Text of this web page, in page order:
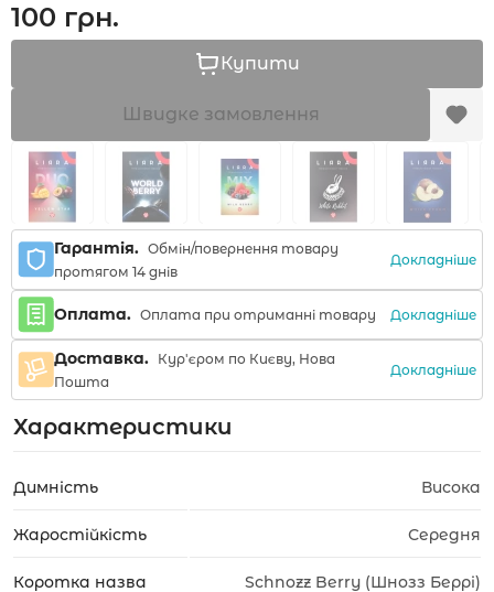
100 грн.
Купити
Швидке замовлення
Гарантія. Обмін/повернення товару
протягом 14 днів
Докладніше
Оплата. Оплата при отриманні товару Докладніше
Доставка. Кур'єром по Києву, Нова
Пошта
Докладніше
Характеристики
Димність Висока
Жаростійкість Середня
Коротка назва Schnozz Berry (Шнозз Беррі)